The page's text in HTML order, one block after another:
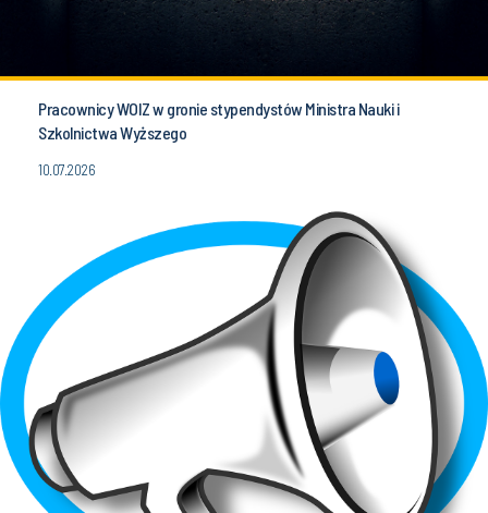
Pracownicy WOIZ w gronie stypendystów Ministra Nauki i
Szkolnictwa Wyższego
10.07.2026